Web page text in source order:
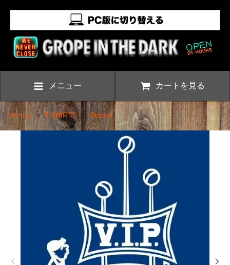
メニュー カートを見る
ホーム>T-SHIRTS>Others